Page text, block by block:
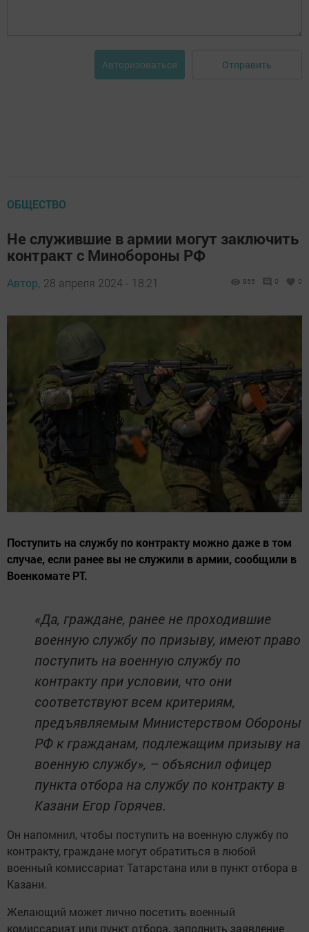
Авторизоваться Отправить
ОБЩЕСТВО
Не служившие в армии могут заключить
контракт с Минобороны РФ
Автор, 28 апреля 2024 - 18:21 855 0 0
Поступить на службу по контракту можно даже в том
случае, если ранее вы не служили в армии, сообщили в
Военкомате РТ.
«Да, граждане, ранее не проходившие
военную службу по призыву, имеют право
поступить на военную службу по
контракту при условии, что они
соответствуют всем критериям,
предъявляемым Министерством Обороны
РФ к гражданам, подлежащим призыву на
военную службу», – объяснил офицер
пункта отбора на службу по контракту в
Казани Егор Горячев.
Он напомнил, чтобы поступить на военную службу по
контракту, граждане могут обратиться в любой
военный комиссариат Татарстана или в пункт отбора в
Казани.
Желающий может лично посетить военный
комиссариат или пункт отбора, заполнить заявление